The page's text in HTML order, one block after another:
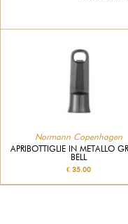
Normann Copenhagen
APRIBOTTIGLIE IN METALLO
BELL
€ 35.00